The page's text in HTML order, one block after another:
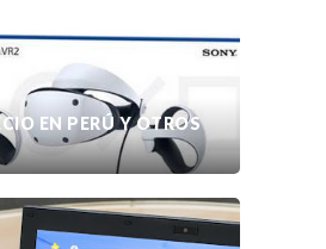
EN PERÚ Y OTROS